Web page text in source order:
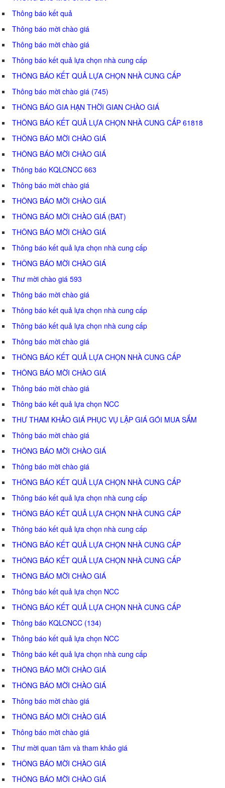
Thông báo kết quả
Thông báo mời chào giá
Thông báo mời chào giá
Thông báo kết quả lựa chọn nhà cung cấp
THÔNG BÁO KẾT QUẢ LỰA CHỌN NHÀ CUNG CẤP
Thông báo mời chào giá (745)
THÔNG BÁO GIA HẠN THỜI GIAN CHÀO GIÁ
THÔNG BÁO KẾT QUẢ LỰA CHỌN NHÀ CUNG CẤP 61818
THÔNG BÁO MỜI CHÀO GIÁ
THÔNG BÁO MỜI CHÀO GIÁ
Thông báo KQLCNCC 663
Thông báo mời chào giá
THÔNG BÁO MỜI CHÀO GIÁ
THÔNG BÁO MỜI CHÀO GIÁ (BAT)
THÔNG BÁO MỜI CHÀO GIÁ
Thông báo kết quả lựa chọn nhà cung cấp
THÔNG BÁO MỜI CHÀO GIÁ
Thư mời chào giá 593
Thông báo mời chào giá
Thông báo kết quả lựa chọn nhà cung cấp
Thông báo kết quả lựa chọn nhà cung cấp
Thông báo mời chào giá
THÔNG BÁO KẾT QUẢ LỰA CHỌN NHÀ CUNG CẤP
THÔNG BÁO MỜI CHÀO GIÁ
Thông báo mời chào giá
Thông báo kết quả lựa chọn NCC
THƯ THAM KHẢO GIÁ PHỤC VỤ LẬP GIÁ GÓI MUA SẮM
Thông báo mời chào giá
THÔNG BÁO MỜI CHÀO GIÁ
Thông báo mời chào giá
THÔNG BÁO KẾT QUẢ LỰA CHỌN NHÀ CUNG CẤP
Thông báo kết quả lựa chọn nhà cung cấp
THÔNG BÁO KẾT QUẢ LỰA CHỌN NHÀ CUNG CẤP
Thông báo kết quả lựa chọn nhà cung cấp
THÔNG BÁO KẾT QUẢ LỰA CHỌN NHÀ CUNG CẤP
THÔNG BÁO KẾT QUẢ LỰA CHỌN NHÀ CUNG CẤP
THÔNG BÁO MỜI CHÀO GIÁ
Thông báo kết quả lựa chọn NCC
THÔNG BÁO KẾT QUẢ LỰA CHỌN NHÀ CUNG CẤP
Thông báo KQLCNCC (134)
Thông báo kết quả lựa chọn NCC
Thông báo kết quả lựa chọn nhà cung cấp
THÔNG BÁO MỜI CHÀO GIÁ
THÔNG BÁO MỜI CHÀO GIÁ
Thông báo mời chào giá
THÔNG BÁO MỜI CHÀO GIÁ
Thông báo mời chào giá
Thư mời quan tâm và tham khảo giá
THÔNG BÁO MỜI CHÀO GIÁ
THÔNG BÁO MỜI CHÀO GIÁ